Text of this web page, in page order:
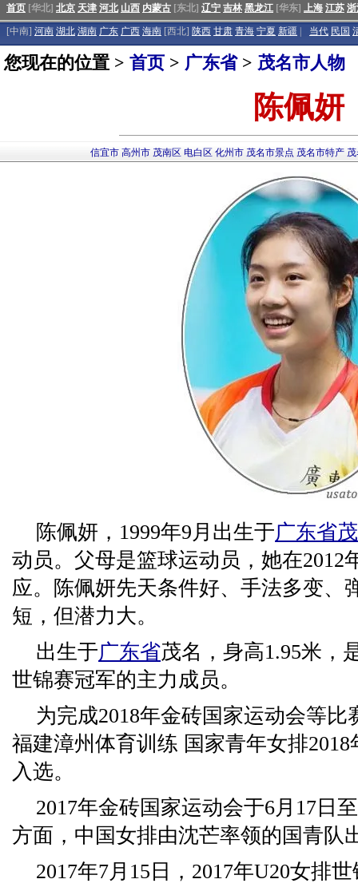
首页 [华北] 北京 天津 河北 山西 内蒙古 [东北] 辽宁 吉林 黑龙江 [华东] 上海 江苏
[中南] 河南 湖北 湖南 广东 广西 海南 [西北] 陕西 甘肃 青海 宁夏 新疆 当代 民国
您现在的位置 > 首页 > 广东省> 茂名市人物
陈佩妍
信宜市 高州市 茂南区 电白区 化州市 茂名市景点 茂名市特产
陈佩妍，1999年9月出生于广东省
动员。父母是篮球运动员，她在2012
应。陈佩妍先天条件好、手法多变、
短，但潜力大。
出生于广东省茂名，身高1.95米，
世锦赛冠军的主力成员。
为完成2018年金砖国家运动会等
福建漳州体育训练 国家青年女排
入选。
2017年金砖国家运动会于6月17日
方面，中国女排由沈芒率领的国青队
2017年7月15日，2017年U20女排